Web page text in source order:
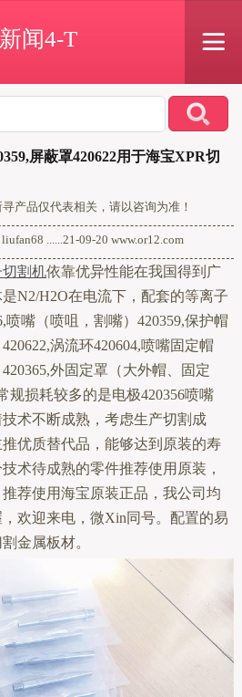
新闻4-T
屏蔽罩420622用于海宝XPR切
产品仅代表相关，请以咨询为准！
......21-09-20 www.or12.com
割机依靠优异性能在我国得到广
N2/H2O在电流下，配套的等离子
喷嘴（喷咀，割嘴）420359,保护帽
涡流环420604,喷嘴固定帽
外固定罩（大外帽、固定
规损耗较多的是电极420356喷嘴
技术不断成熟，考虑生产切割成
优质替代品，能够达到原装的寿
术待成熟的零件推荐使用原装，
荐使用海宝原装正品，我公司均
欢迎来电，微Xin同号。配置的易
金属板材。